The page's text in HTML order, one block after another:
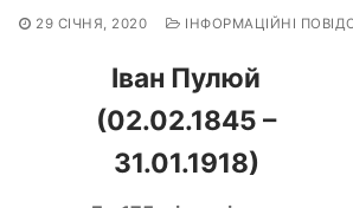
29 СІЧНЯ, 2020 ІНФОРМАЦІЙНІ
Іван Пулюй
(02.02.1845 –
31.01.1918)